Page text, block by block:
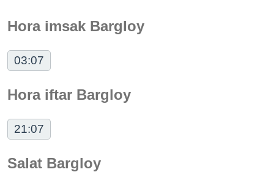
Hora imsak Bargloy
03:07
Hora iftar Bargloy
21:07
Salat Bargloy